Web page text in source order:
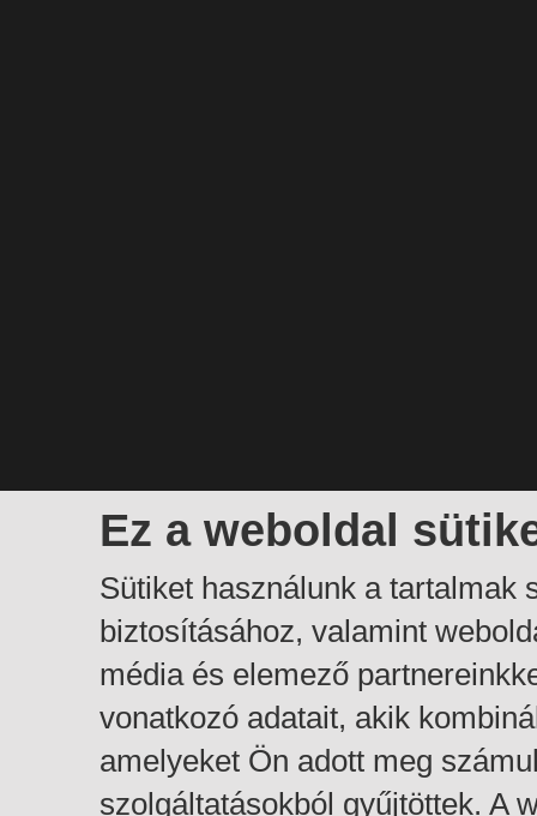
Ez a weboldal
Sütiket használunk a tartalmak
biztosításához, valamint
média és elemező
vonatkozó adatait, akik
amelyeket Ön adott meg
szolgáltatásokból gyűjtöttek. A